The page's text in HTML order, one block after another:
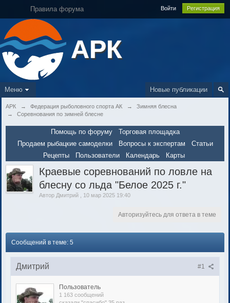
Правила форума Войти Регистрация
АРК
Новые публикации
Меню
АРК → Федерация рыболовного спорта АК →
Зимняя блесна
→
Соревнования по зимней блесне
Помощь по форуму
Торговая площадка
Продаем рыбацкие самоделки
Вопросы к экспертам
Статьи
Рецепты
Пользователи Календарь Карты
Краевые соревнований по ловле на
блесну со льда "Белое 2025 г."
Автор Дмитрий 10 мар 2025 19:40
Авторизуйтесь для ответа в теме
Сообщений в теме: 5
#1
Дмитрий
Пользователь
1 163 сообщений